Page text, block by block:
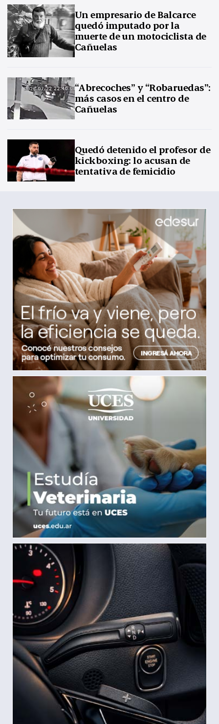
Un empresario de Balcarce
quedó imputado por la
muerte de un motociclista de
Cañuelas
“Abrecoches” y “Robaruedas”:
más casos en el centro de
Cañuelas
Quedó detenido el profesor de
kickboxing: lo acusan de
tentativa de femicidio